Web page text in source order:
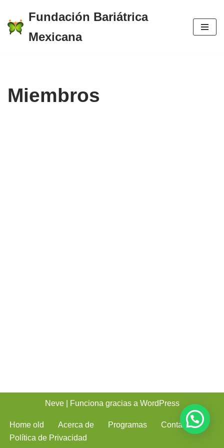
Saltar
Fundación Bariátrica
Mexicana
Miembros
Neve| Funciona gracias a WordPress
Home old Acerca de Programas
Contacto
Política de Privacidad